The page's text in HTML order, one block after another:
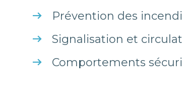
Prévention des
Signalisation et
Comportements